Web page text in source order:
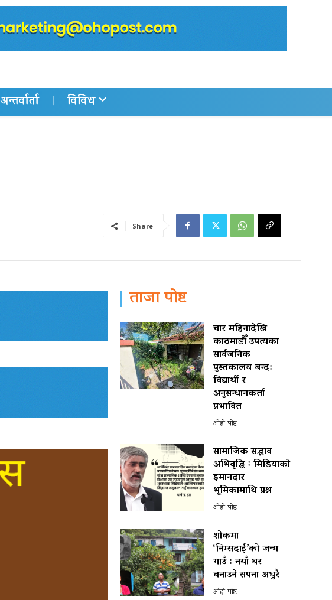
अन्तर्वार्ता विविध
Share
ताजा पोष्ट
चार महिनादेखि
काठमाडौँ उपत्यका
सार्वजनिक
पुस्तकालय बन्द:
विद्यार्थी र
अनुसन्धानकर्ता
प्रभावित
ओहो पोष्ट
सामाजिक सद्भाव
अभिवृद्धि ः मिडियाको
इमानदार
भूमिकामाथि प्रश्न
ओहो पोष्ट
शोकमा
‘निम्सदाई’को जन्म
गाउँ : नयाँ घर
बनाउने सपना अधुरै
ओहो पोष्ट